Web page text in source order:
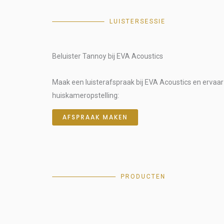
LUISTERSESSIE
Beluister Tannoy bij EVA Acoustics
Maak een luisterafspraak bij EVA Acoustics en
huiskameropstelling:
AFSPRAAK MAKEN
PRODUCTEN